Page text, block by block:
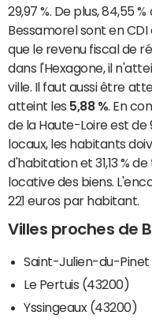
29,97 %. De plus, 84,55
Bessamorel sont en CDI
que le revenu fiscal de
dans l'Hexagone, il
ville. Il faut aussi être
atteint les 5,88 %. En
de la Haute-Loire est de
locaux, les habitants
d'habitation et 31,13 %
locative des biens.
221 euros par habitant.
Villes proches de
Saint-Julien-du-
Le Pertuis (43200)
Yssingeaux (43200)